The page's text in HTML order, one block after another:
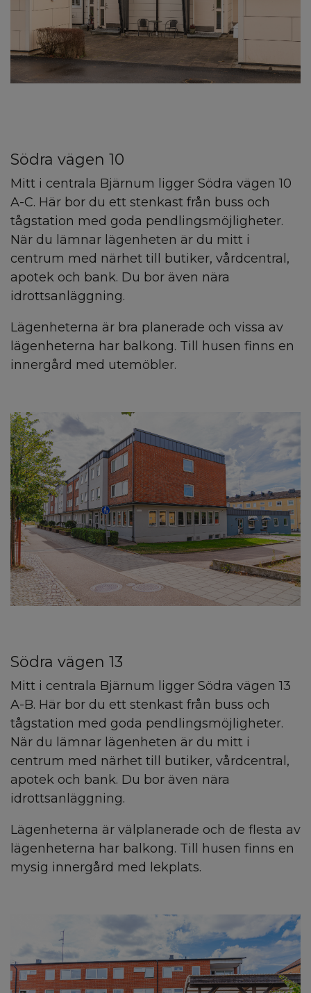
Södra vägen 10
Mitt i centrala Bjärnum ligger Södra vägen 10
A-C. Här bor du ett stenkast från buss och
tågstation med goda pendlingsmöjligheter.
När du lämnar lägenheten är du mitt i
centrum med närhet till butiker, vårdcentral,
apotek och bank. Du bor även nära
idrottsanläggning.
Lägenheterna är bra planerade och vissa av
lägenheterna har balkong. Till husen finns en
innergård med utemöbler.
Södra vägen 13
Mitt i centrala Bjärnum ligger Södra vägen 13
A-B. Här bor du ett stenkast från buss och
tågstation med goda pendlingsmöjligheter.
När du lämnar lägenheten är du mitt i
centrum med närhet till butiker, vårdcentral,
apotek och bank. Du bor även nära
idrottsanläggning.
Lägenheterna är välplanerade och de flesta av
lägenheterna har balkong. Till husen finns en
mysig innergård med lekplats.